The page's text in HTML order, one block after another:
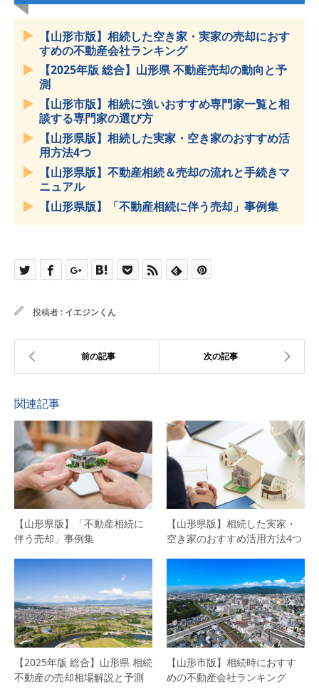
【山形市版】相続した空き家・実家の売却におす
すめの不動産会社ランキング
【2025年版 総合】山形県 不動産売却の動向と予
測
【山形市版】相続に強いおすすめ専門家一覧と相
談する専門家の選び方
【山形県版】相続した実家・空き家のおすすめ活
用方法4つ
【山形県版】不動産相続＆売却の流れと手続きマ
ニュアル
【山形県版】「不動産相続に伴う売却」事例集
投稿者 : イエジンくん
関連記事
【山形県版】「不動産相続に
伴う売却」事例集
【山形県版】相続した実家・
空き家のおすすめ活用方法4つ
【2025年版 総合】山形県 相続
不動産の売却相場解説と予測
【山形市版】相続時におすす
めの不動産会社ランキング